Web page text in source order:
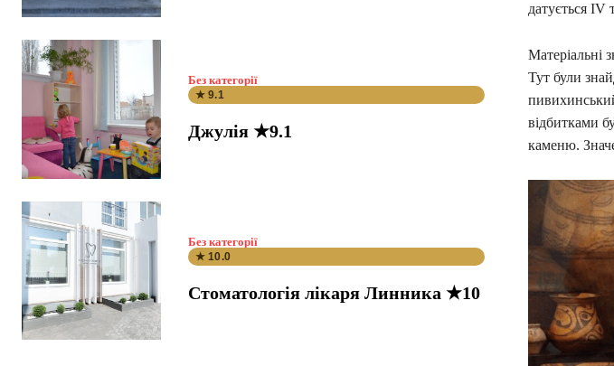
Без категорії
★ 9.1
Джулія ★9.1
Без категорії
★ 10.0
Стоматологія лікаря Линника ★10
датується IV
Матеріальні
Тут були
відбитками
каменю.